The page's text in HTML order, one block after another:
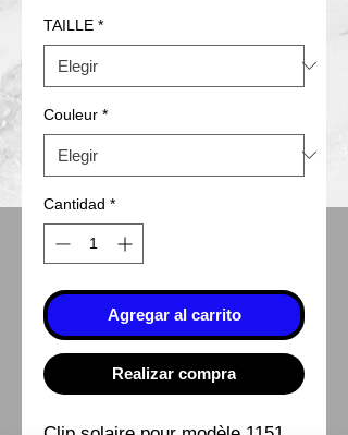
TAILLE *
Couleur *
Cantidad *
Agregar al carrito
Realizar compra